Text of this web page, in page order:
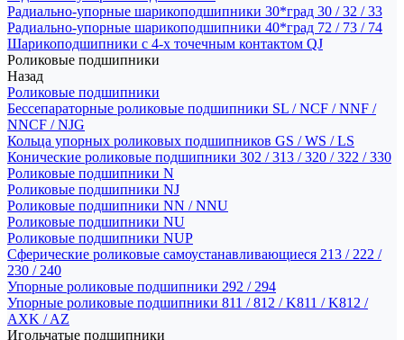
Радиально-упорные шарикоподшипники 30*град 30 / 32 / 33
Радиально-упорные шарикоподшипники 40*град 72 / 73 / 74
Шарикоподшипники с 4-х точечным контактом QJ
Роликовые подшипники
Назад
Роликовые подшипники
Бессепараторные роликовые подшипники SL / NCF / NNF /
NNCF / NJG
Кольца упорных роликовых подшипников GS / WS / LS
Конические роликовые подшипники 302 / 313 / 320 / 322 / 330
Роликовые подшипники N
Роликовые подшипники NJ
Роликовые подшипники NN / NNU
Роликовые подшипники NU
Роликовые подшипники NUP
Сферические роликовые самоустанавливающиеся 213 / 222 /
230 / 240
Упорные роликовые подшипники 292 / 294
Упорные роликовые подшипники 811 / 812 / K811 / K812 /
AXK / AZ
Игольчатые подшипники